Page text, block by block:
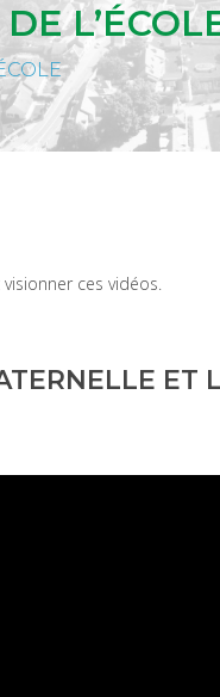
ces vidéos.
ET